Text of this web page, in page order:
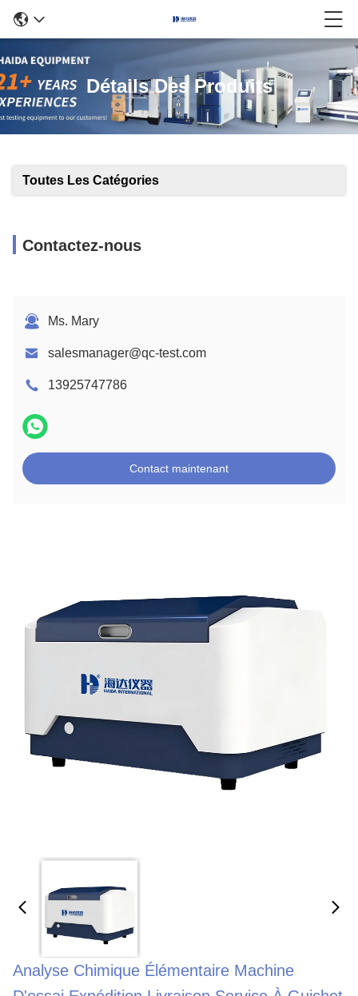
Détails Des Produits
Toutes Les Catégories
Contactez-nous
Ms. Mary
salesmanager@qc-test.com
13925747786
Contact maintenant
Analyse Chimique Élémentaire Machine